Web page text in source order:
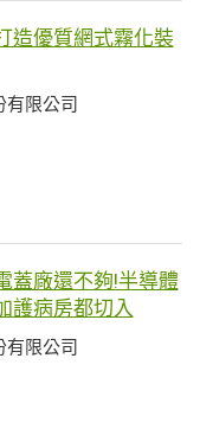
優質網式霧化裝
有限公司
蓋廠還不夠!半導體
護病房都切入
有限公司